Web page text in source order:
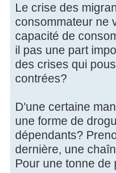
Le crise des
consommateur ne
capacité de
il pas une part
des crises qui
contrées?
D'une certaine
une forme de
dépendants?
dernière, une
Pour une tonne